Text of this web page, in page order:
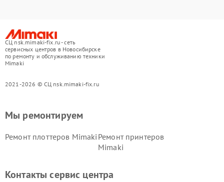
СЦ nsk.mimaki-fix.ru - сеть
сервисных центров в Новосибирске
по ремонту и обслуживанию техники
Mimaki
2021-2026 © СЦ nsk.mimaki-fix.ru
Мы ремонтируем
Ремонт плоттеров Mimaki Ремонт принтеров
Mimaki
Контакты сервис центра